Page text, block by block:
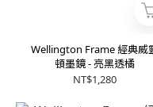
Wellington Frame 經典威
頓墨鏡 - 亮黑透橘
NT$1,280